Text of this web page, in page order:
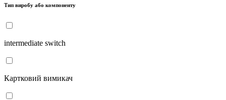
Тип виробу або компоненту
intermediate switch
Картковий вимикач